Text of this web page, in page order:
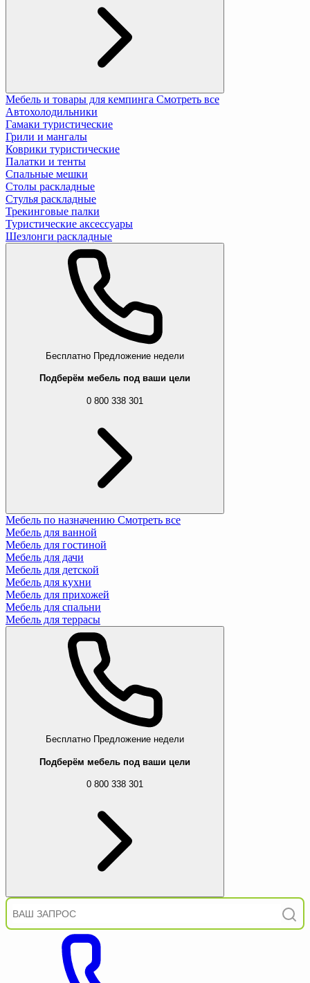
Мебель и товары для кемпинга Смотреть все
Автохолодильники
Гамаки туристические
Грили и мангалы
Коврики туристические
Палатки и тенты
Спальные мешки
Столы раскладные
Стулья раскладные
Трекинговые палки
Туристические аксессуары
Шезлонги раскладные
Бесплатно Предложение недели
Подберём мебель под ваши цели
0 800 338 301
Мебель по назначению Смотреть все
Мебель для ванной
Мебель для гостиной
Мебель для дачи
Мебель для детской
Мебель для кухни
Мебель для прихожей
Мебель для спальни
Мебель для террасы
Бесплатно Предложение недели
Подберём мебель под ваши цели
0 800 338 301